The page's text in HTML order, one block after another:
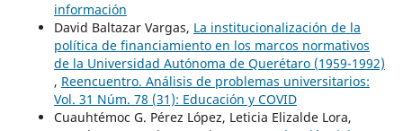
información
David Baltazar Vargas, La institucionalización de la
política de financiamiento en los marcos normativos
de la Universidad Autónoma de Querétaro (1959-1992)
, Reencuentro. Análisis de problemas universitarios:
Vol. 31 Núm. 78 (31): Educación y COVID
Cuauhtémoc G. Pérez López, Leticia Elizalde Lora,